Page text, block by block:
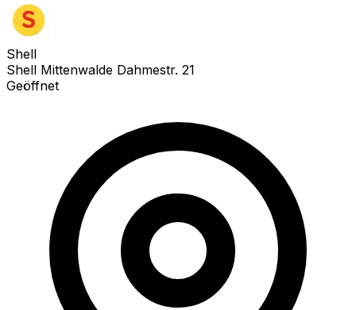
Shell
Shell Mittenwalde Dahmestr. 21
Geöffnet